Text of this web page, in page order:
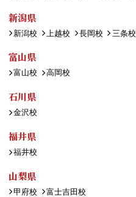
新潟県
新潟校 上越校 長岡校 三条校
富山県
富山校 高岡校
石川県
金沢校
福井県
福井校
山梨県
甲府校 富士吉田校